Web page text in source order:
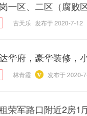
一区、二区（腐败
古天乐 发布于2020-7-12
华府，豪华装修，
林青霞 发布于2020-
荣军路口附近2房1